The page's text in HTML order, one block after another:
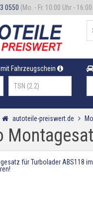
0550 (Mo. - Fr. 10:00 Uhr - 16:00
Fahrzeugschein
autoteile-preiswert.de